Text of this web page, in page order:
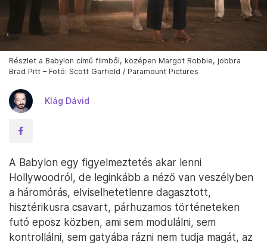
Részlet a Babylon című filmből, középen Margot Robbie, jobbra
Brad Pitt – Fotó: Scott Garfield / Paramount Pictures
Klág Dávid
A Babylon egy figyelmeztetés akar lenni
Hollywoodról, de leginkább a néző van veszélyben
a háromórás, elviselhetetlenre dagasztott,
hisztérikusra csavart, párhuzamos történeteken
futó eposz közben, ami sem modulálni, sem
kontrollálni, sem gatyába rázni nem tudja magát, az